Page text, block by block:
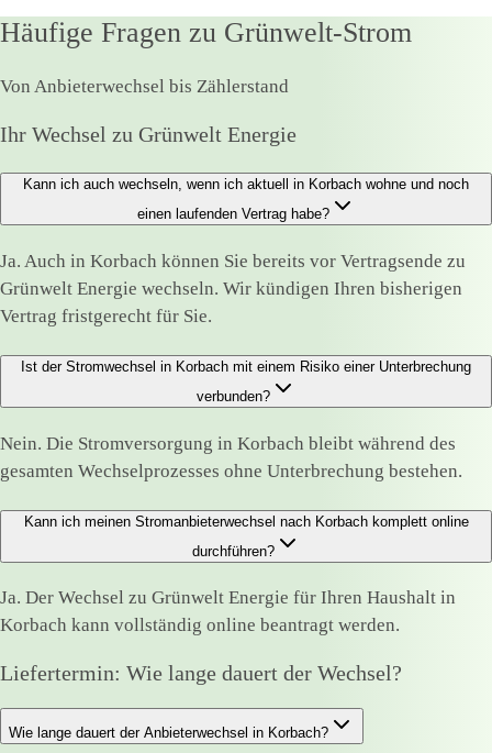
Häufige Fragen zu Grünwelt-Strom
Von Anbieterwechsel bis Zählerstand
Ihr Wechsel zu Grünwelt Energie
Kann ich auch wechseln, wenn ich aktuell in Korbach wohne und noch
einen laufenden Vertrag habe?
Ja. Auch in Korbach können Sie bereits vor Vertragsende zu
Grünwelt Energie wechseln. Wir kündigen Ihren bisherigen
Vertrag fristgerecht für Sie.
Ist der Stromwechsel in Korbach mit einem Risiko einer Unterbrechung
verbunden?
Nein. Die Stromversorgung in Korbach bleibt während des
gesamten Wechselprozesses ohne Unterbrechung bestehen.
Kann ich meinen Stromanbieterwechsel nach Korbach komplett online
durchführen?
Ja. Der Wechsel zu Grünwelt Energie für Ihren Haushalt in
Korbach kann vollständig online beantragt werden.
Liefertermin: Wie lange dauert der Wechsel?
Wie lange dauert der Anbieterwechsel in Korbach?